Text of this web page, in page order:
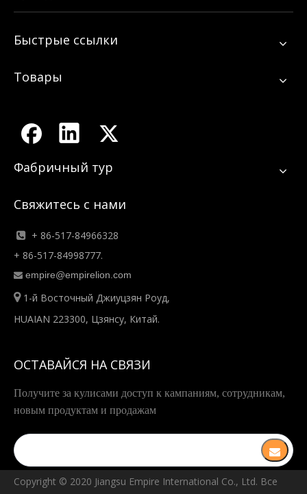
Быстрые ссылки
Товары
Фабричный тур
Свяжитесь с нами

+ 86-517-84966328
+ 86-517-84998777.
 empire@empirelion.com
 1-й Восточный Джиуцзян Роуд,
HUAIAN 223300, Цзянсу, Китай.
ОСТАВАЙСЯ НА СВЯЗИ
Получите за кулисами доступ к кампаниям, сотрудникам,
новым продуктам и продажам
Copyright © ️2020 Jiangsu Empire International Co., Ltd. Все